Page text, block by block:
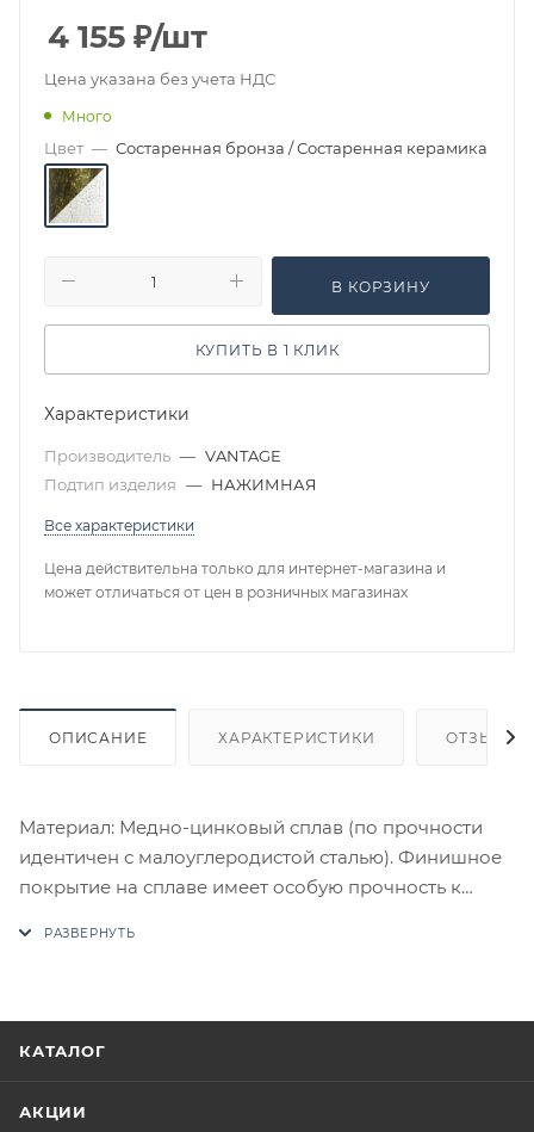
4 155 ₽/шт
Цена указана без учета НДС
Много
Цвет — Состаренная бронза / Состаренная керамика
В КОРЗИНУ
КУПИТЬ В 1 КЛИК
Характеристики
Производитель — VANTAGE
Подтип изделия — НАЖИМНАЯ
Все характеристики
Цена действительна только для интернет-магазина и
может отличаться от цен в розничных магазинах
ОПИСАНИЕ ХАРАКТЕРИСТИКИ ОТЗЫВЫ
Материал: Медно-цинковый сплав (по прочности
идентичен с малоуглеродистой сталью). Финишное
покрытие на сплаве имеет особую прочность к
утверждение заказчика.
КАТАЛОГ
АКЦИИ